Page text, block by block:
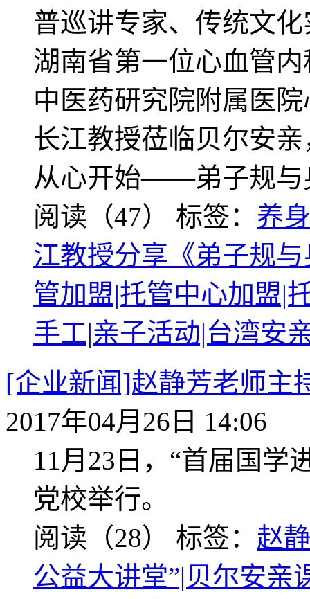
普巡讲专家、传统文
湖南省第一位心血管
中医药研究院附属医
长江教授莅临贝尔安
从心开始——弟子规与
阅读（47） 标签： 养
江教授分享《弟子规
管加盟|托管中心加盟|
手工|亲子活动|台湾安
[企业新闻]赵静芳老师主
2017年04月26日 14:06
11月23日，“首届国学
党校举行。
阅读（28） 标签： 赵
公益大讲堂”|贝尔安亲